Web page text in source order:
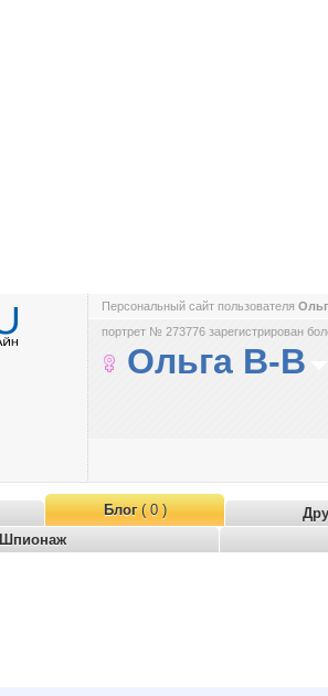
Персональный сайт пользователя
портрет № 273776 зарегистрирован
Ольга В-В
Блог( 0 )
Шпионаж